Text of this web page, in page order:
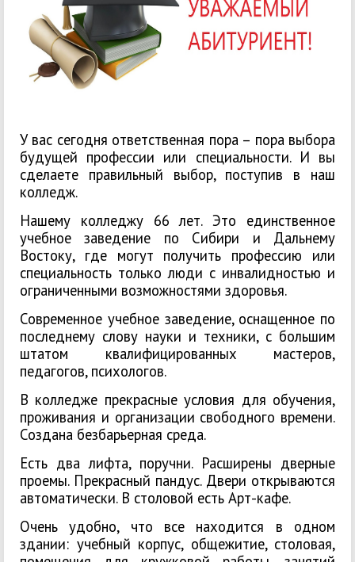
У вас сегодня ответственная пора – пора выбора
будущей профессии или специальности. И вы
сделаете правильный выбор, поступив в наш
колледж.
Нашему колледжу 66 лет. Это единственное
учебное заведение по Сибири и Дальнему
Востоку, где могут получить профессию или
специальность только люди с инвалидностью и
ограниченными возможностями здоровья.
Современное учебное заведение, оснащенное по
последнему слову науки и техники, с большим
штатом квалифицированных мастеров,
педагогов, психологов.
В колледже прекрасные условия для обучения,
проживания и организации свободного времени.
Создана безбарьерная среда.
Есть два лифта, поручни. Расширены дверные
проемы. Прекрасный пандус. Двери открываются
автоматически. В столовой есть Арт-кафе.
Очень удобно, что все находится в одном
здании: учебный корпус, общежитие, столовая,